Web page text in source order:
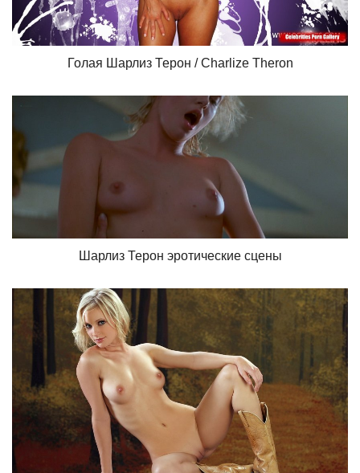
Голая Шарлиз Терон / Charlize Theron
Шарлиз Терон эротические сцены